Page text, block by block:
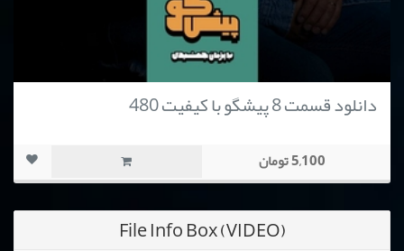
دانلود قسمت 8 پیشگو با کیفیت 480
5,100 تومان
File Info Box (VIDEO)